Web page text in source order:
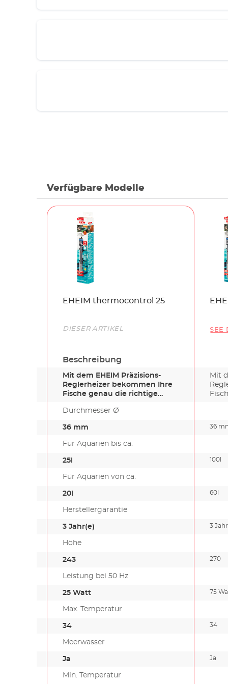
Verfügbare Modelle
Name
EHEIM thermocontrol 25
Link
DIESER ARTIKEL SEE
Beschreibung
Mit dem EHEIM Präzisions-
Reglerheizer bekommen Ihre
Fische genau die richtige
Mit
Durchmesser Ø
36 mm 36
Für Aquarien bis ca.
25l 100l
Für Aquarien von ca.
20l 60l
Herstellergarantie
3 Jahr(e) 3
Höhe
243 270
Leistung bei 50 Hz
25 Watt 75
Max. Temperatur
34 34
Meerwasser
Ja Ja
Min. Temperatur